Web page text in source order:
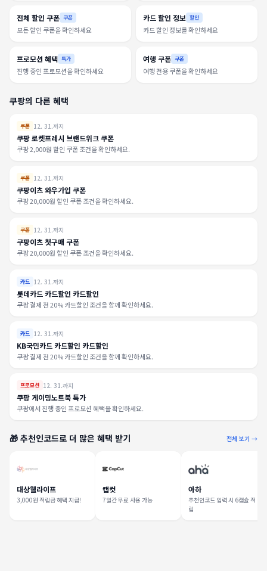
전체 할인 쿠폰 쿠폰
모든 할인 쿠폰을 확인하세요
카드 할인 정보 할인
카드 할인 정보를 확인하세요
프로모션 혜택 특가
진행 중인 프로모션을 확인하세요
여행 쿠폰 쿠폰
여행 전용 쿠폰을 확인하세요
쿠팡의 다른 혜택
쿠폰 12. 31.까지
쿠팡 로켓프레시 브랜드위크 쿠폰
쿠팡 2,000원 할인 쿠폰 조건을 확인하세요.
쿠폰 12. 31.까지
쿠팡이츠 와우가입 쿠폰
쿠팡 20,000원 할인 쿠폰 조건을 확인하세요.
쿠폰 12. 31.까지
쿠팡이츠 첫구매 쿠폰
쿠팡 20,000원 할인 쿠폰 조건을 확인하세요.
카드 12. 31.까지
롯데카드 카드할인 카드할인
쿠팡 결제 전 20% 카드할인 조건을 함께 확인하세요.
카드 12. 31.까지
KB국민카드 카드할인 카드할인
쿠팡 결제 전 20% 카드할인 조건을 함께 확인하세요.
프로모션 12. 31.까지
쿠팡 게이밍노트북 특가
쿠팡에서 진행 중인 프로모션 혜택을 확인하세요.
🎁 추천인코드로 더 많은 혜택 받기 전체 보기 →
대상웰라이프
3,000원 적립금 혜택 지급!
캡컷
7일간 무료 사용 가능
아하
추천인코드 입력 시 6캡슐 적
립